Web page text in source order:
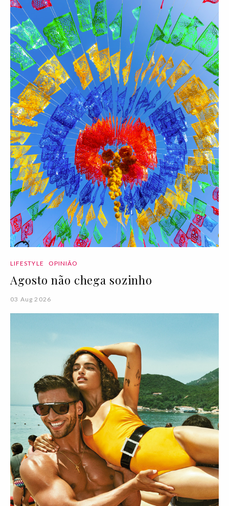
LIFESTYLE OPINIÃO
Agosto não chega sozinho
03 Aug 2026